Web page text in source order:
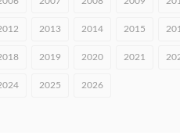
07.08.2026 14:01
лесного пожарного
2013 2014 2015
2019 2020 2021
2025 2026